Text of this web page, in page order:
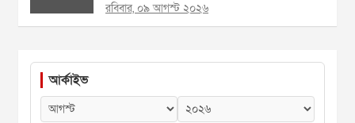
রবিবার, ০৯ আগস্ট ২০২৬
আর্কাইভ